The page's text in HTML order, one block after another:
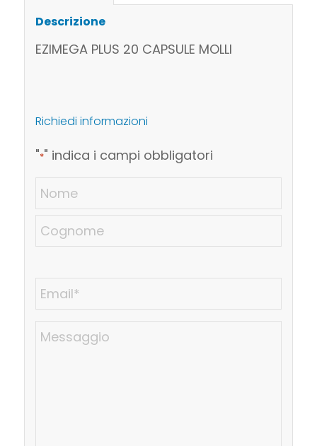
Descrizione
EZIMEGA PLUS 20 CAPSULE MOLLI
Richiedi informazioni
"*" indica i campi obbligatori
Nome
Email
Messaggio